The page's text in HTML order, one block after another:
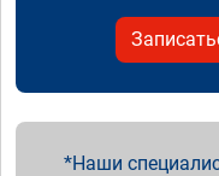
Наши